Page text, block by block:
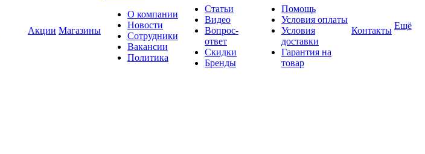
Акции Магазины
О компании
Новости
Сотрудники
Вакансии
Политика
Статьи
Видео
Вопрос-
ответ
Скидки
Бренды
Помощь
Условия оплаты
Условия
доставки
Гарантия на
товар
Контакты Ещё